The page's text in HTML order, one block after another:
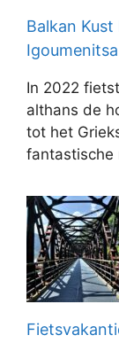
Balkan
Igoumenitsa
In 2022
althans de
tot het
fantastische